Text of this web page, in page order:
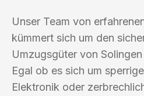
Unser Team von
kümmert sich um den
Umzugsgüter von
Egal ob es sich um
Elektronik oder